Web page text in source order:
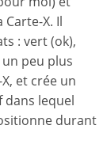
X. Il
: vert (ok),
peu plus
et crée un
lequel
durant